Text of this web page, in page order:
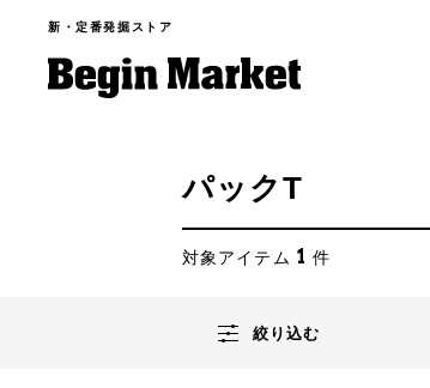
新・定番発掘ストア
パックT
対象アイテム 1 件
絞り込む